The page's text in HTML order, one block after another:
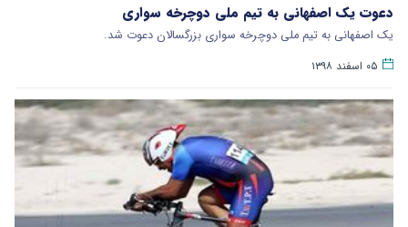
دعوت یک اصفهانی به تیم ملی دوچرخه سواری
یک اصفهانی به تیم ملی دوچرخه سواری بزرگسالان دعوت شد.
۰۵ اسفند ۱۳۹۸